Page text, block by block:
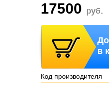
17500 руб.
в
Код производителя